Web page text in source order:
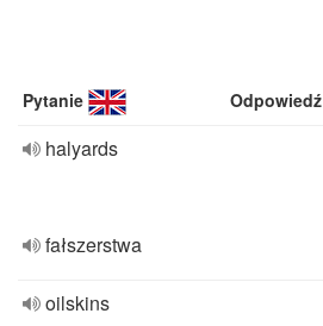
Pytanie Odpowiedź
halyards
fałszerstwa
oilskins